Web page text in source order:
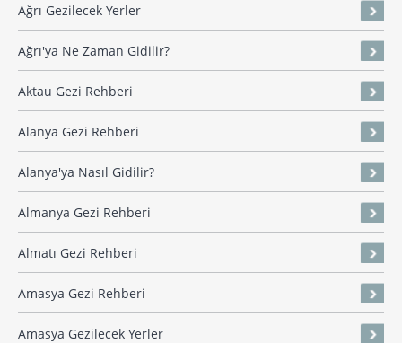
Ağrı Gezilecek Yerler
Ağrı'ya Ne Zaman Gidilir?
Aktau Gezi Rehberi
Alanya Gezi Rehberi
Alanya'ya Nasıl Gidilir?
Almanya Gezi Rehberi
Almatı Gezi Rehberi
Amasya Gezi Rehberi
Amasya Gezilecek Yerler